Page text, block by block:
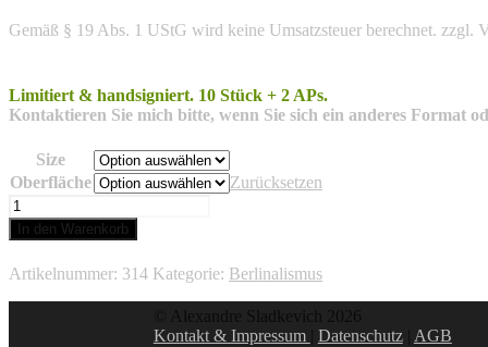
Gemäß § 19 Abs. 1 UStG wird keine Umsatzsteuer berechnet. zzgl.
Limitiert & handsigniert. 10 Stück + 2 APs.
Kontaktieren Sie mich bitte, wenn Sie sich ein anderes Format
Size
Oberfläche
Zurücksetzen
Gatow
Menge
In den Warenkorb
Artikelnummer: 314 Kategorie: Berlinalismus
Kontakt & Impressum
Datenschutz| AGB